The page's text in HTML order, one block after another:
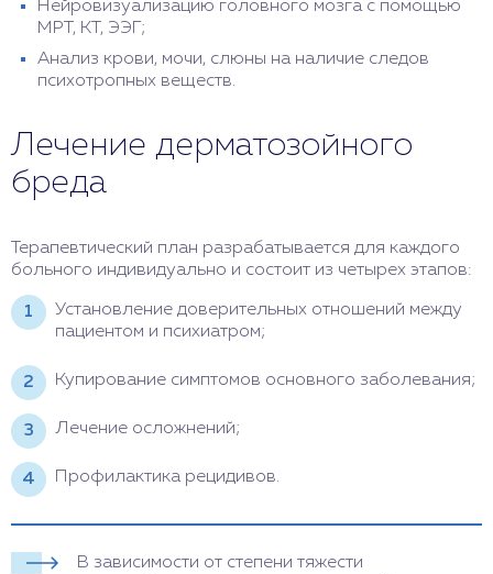
Нейровизуализацию головного мозга с помощью
МРТ, КТ, ЭЭГ;
Анализ крови, мочи, слюны на наличие следов
психотропных веществ.
Лечение дерматозойного
бреда
Терапевтический план разрабатывается для каждого
больного индивидуально и состоит из четырех этапов:
Установление доверительных отношений между
пациентом и психиатром;
Купирование симптомов основного заболевания;
Лечение осложнений;
Профилактика рецидивов.
В зависимости от степени тяжести